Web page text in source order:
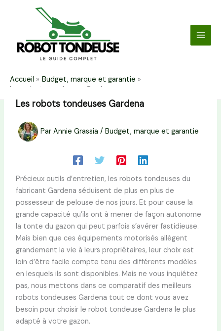
Accueil
Budget, marque et garantie
Les robots tondeuses Gardena
Les robots tondeuses Gardena
Par Annie Grassia / Budget, marque et garantie
Précieux outils d’entretien, les robots tondeuses du
fabricant Gardena séduisent de plus en plus de
possesseur de pelouse de nos jours. Et pour cause la
grande capacité qu’ils ont à mener de façon autonome
la tonte du gazon qui peut parfois s’avérer fastidieuse.
Mais bien que ces équipements motorisés allègent
grandement la vie à leurs propriétaires, leur choix est
loin d’être facile compte tenu des différents modèles
en lesquels ils sont disponibles. Mais ne vous inquiétez
pas, nous mettons dans ce comparatif des meilleurs
robots tondeuses Gardena tout ce dont vous avez
besoin pour choisir le robot tondeuse Gardena le plus
adapté à votre gazon.